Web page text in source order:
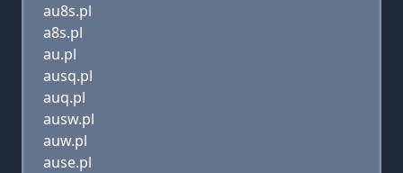
au8s.pl
a8s.pl
au.pl
ausq.pl
auq.pl
ausw.pl
auw.pl
ause.pl